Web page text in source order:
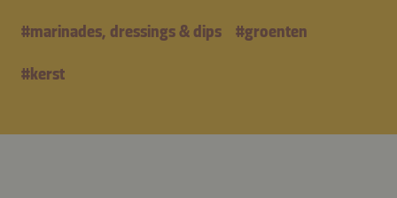
#marinades, dressings & dips #groenten
#kerst